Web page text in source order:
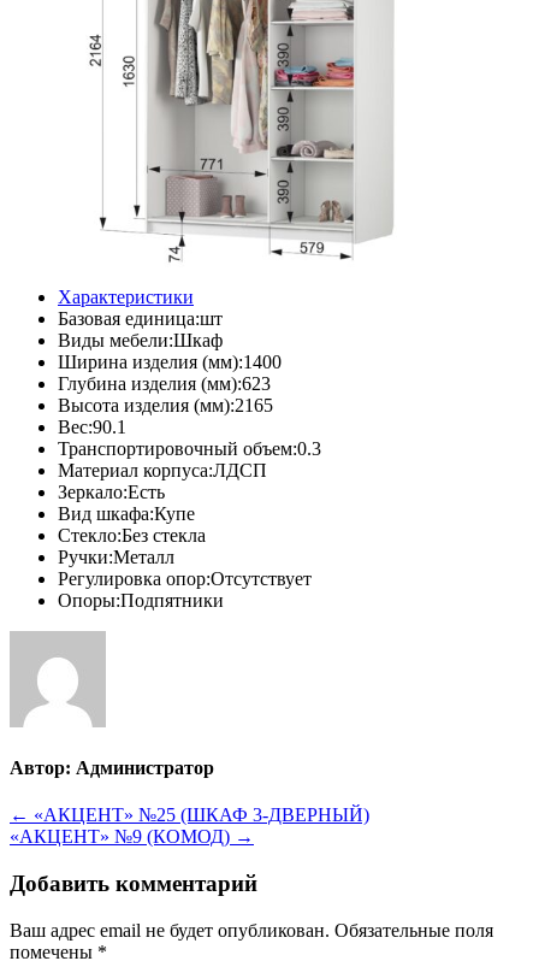
Характеристики
Базовая единица:шт
Виды мебели:Шкаф
Ширина изделия (мм):1400
Глубина изделия (мм):623
Высота изделия (мм):2165
Вес:90.1
Транспортировочный объем:0.3
Материал корпуса:ЛДСП
Зеркало:Есть
Вид шкафа:Купе
Стекло:Без стекла
Ручки:Металл
Регулировка опор:Отсутствует
Опоры:Подпятники
Автор: Администратор
Навигация
по
записям
← «АКЦЕНТ» №25 (ШКАФ 3-ДВЕРНЫЙ)
«АКЦЕНТ» №9 (КОМОД) →
Добавить комментарий
Ваш адрес email не будет опубликован. Обязательные поля
помечены *